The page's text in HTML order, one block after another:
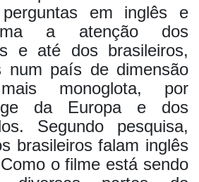
em inglês e
a atenção dos
e até dos brasileiros,
num país de dimensão
monoglota, por
da Europa e dos
Segundo pesquisa,
brasileiros falam inglês
o filme está sendo